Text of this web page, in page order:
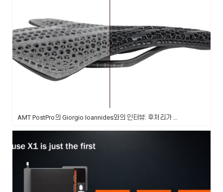
AMT PostPro의 Giorgio Ioannides와의 인터뷰: 후처리가 단순히 공정의 마지막 단계 그 이상인 이유